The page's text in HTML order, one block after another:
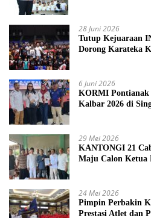
28 Juni 2026
Tutup Kejuaraan
Dorong Karateka
6 Juni 2026
KORMI Pontianak
Kalbar 2026 di
29 Mei 2026
KANTONGI 21
Maju Calon Ketua
24 Mei 2026
Pimpin Perbakin
Prestasi Atlet dan